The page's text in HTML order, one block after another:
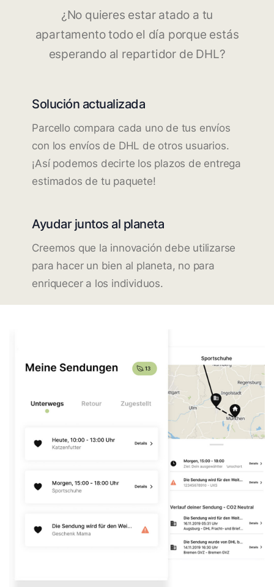
¿No quieres estar atado a tu
apartamento todo el día porque estás
esperando al repartidor de DHL?
Solución actualizada
Parcello compara cada uno de tus envíos
con los envíos de DHL de otros usuarios.
¡Así podemos decirte los plazos de entrega
estimados de tu paquete!
Ayudar juntos al planeta
Creemos que la innovación debe utilizarse
para hacer un bien al planeta, no para
enriquecer a los individuos.